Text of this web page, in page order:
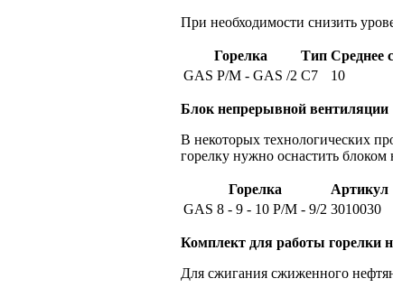
При необходимости снизить
Горелка Тип Среднее
GAS P/M - GAS /2 С7 10
Блок непрерывной вентиляции
В некоторых технологических
горелку нужно оснастить
Горелка
Артикул
GAS 8 - 9 - 10 P/M - 9/2 3010030
Комплект для работы горелки
Для сжигания сжиженного